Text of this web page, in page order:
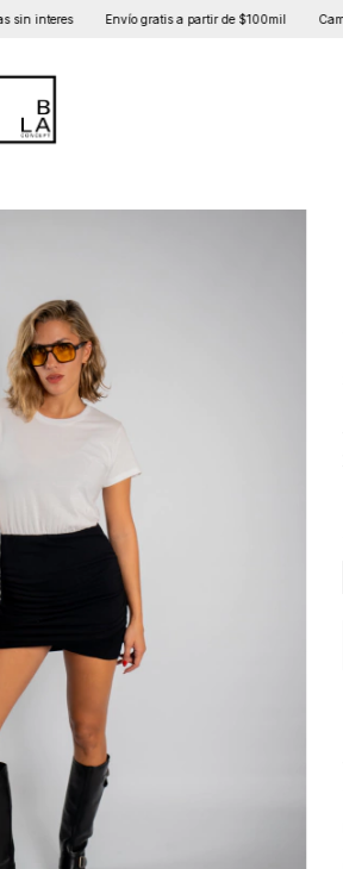
Envío gratis a partir de $100mil Cambios y